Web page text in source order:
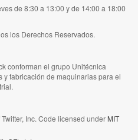
de 8:30 a 13:00 y de 14:00 a 18:00
los Derechos Reservados.
conforman el grupo Unitécnica
fabricación de maquinarias para el
Inc. Code licensed under MIT